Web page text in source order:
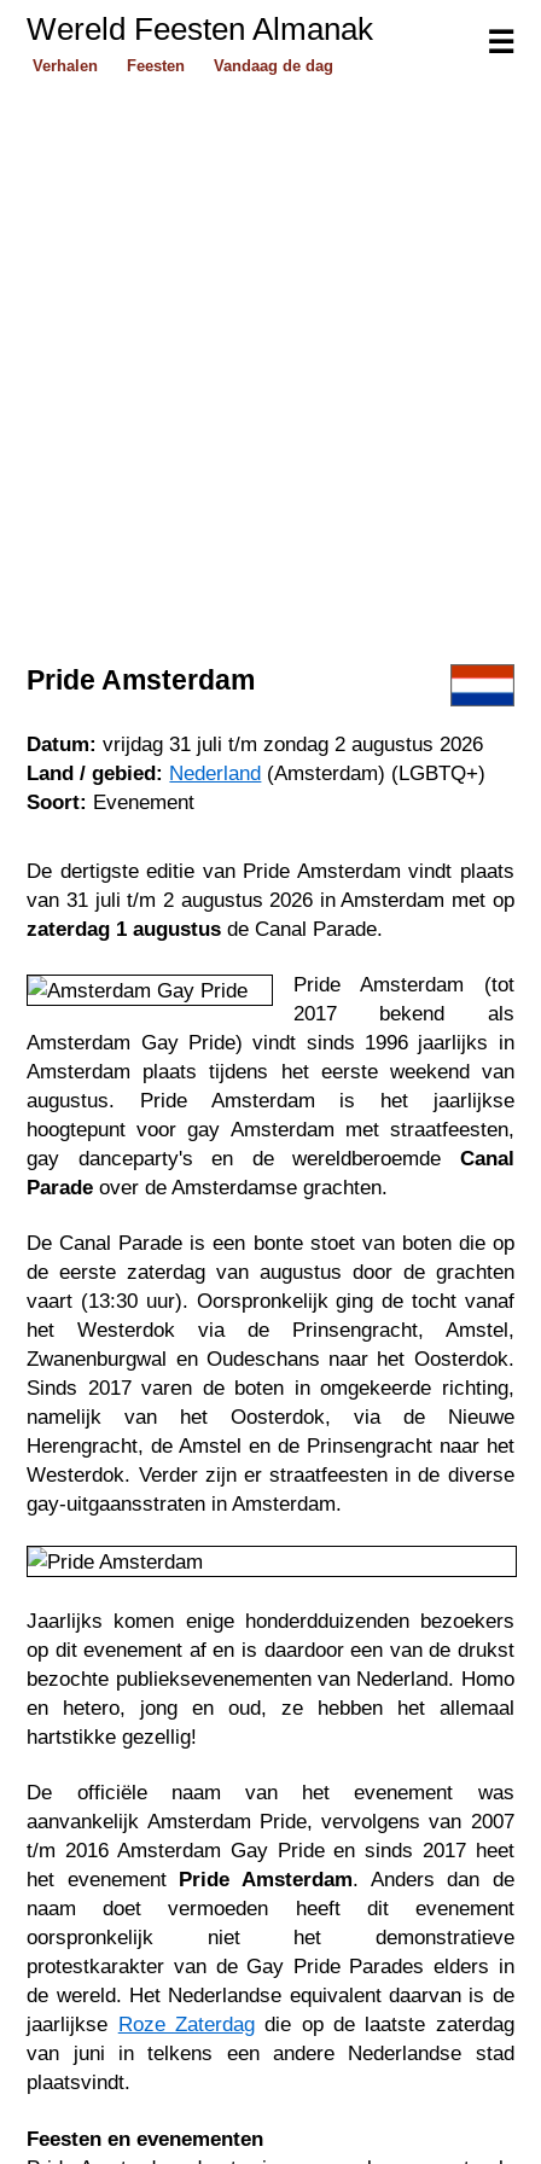
☰
Wereld Feesten Almanak
Verhalen Feesten Vandaag de dag
Pride Amsterdam
Datum: vrijdag 31 juli t/m zondag 2 augustus 2026
Land / gebied: Nederland (Amsterdam) (LGBTQ+)
Soort: Evenement
De dertigste editie van Pride Amsterdam vindt plaats
van 31 juli t/m 2 augustus 2026 in Amsterdam met op
zaterdag 1 augustus de Canal Parade.
Pride Amsterdam (tot
2017 bekend als
Amsterdam Gay Pride) vindt sinds 1996 jaarlijks in
Amsterdam plaats tijdens het eerste weekend van
augustus. Pride Amsterdam is het jaarlijkse
hoogtepunt voor gay Amsterdam met straatfeesten,
gay danceparty's en de wereldberoemde Canal
Parade over de Amsterdamse grachten.
De Canal Parade is een bonte stoet van boten die op
de eerste zaterdag van augustus door de grachten
vaart (13:30 uur). Oorspronkelijk ging de tocht vanaf
het Westerdok via de Prinsengracht, Amstel,
Zwanenburgwal en Oudeschans naar het Oosterdok.
Sinds 2017 varen de boten in omgekeerde richting,
namelijk van het Oosterdok, via de Nieuwe
Herengracht, de Amstel en de Prinsengracht naar het
Westerdok. Verder zijn er straatfeesten in de diverse
gay-uitgaansstraten in Amsterdam.
Jaarlijks komen enige honderdduizenden bezoekers
op dit evenement af en is daardoor een van de drukst
bezochte publieksevenementen van Nederland. Homo
en hetero, jong en oud, ze hebben het allemaal
hartstikke gezellig!
De officiële naam van het evenement was
aanvankelijk Amsterdam Pride, vervolgens van 2007
t/m 2016 Amsterdam Gay Pride en sinds 2017 heet
het evenement Pride Amsterdam. Anders dan de
naam doet vermoeden heeft dit evenement
oorspronkelijk niet het demonstratieve
protestkarakter van de Gay Pride Parades elders in
de wereld. Het Nederlandse equivalent daarvan is de
jaarlijkse Roze Zaterdag die op de laatste zaterdag
van juni in telkens een andere Nederlandse stad
plaatsvindt.
Feesten en evenementen